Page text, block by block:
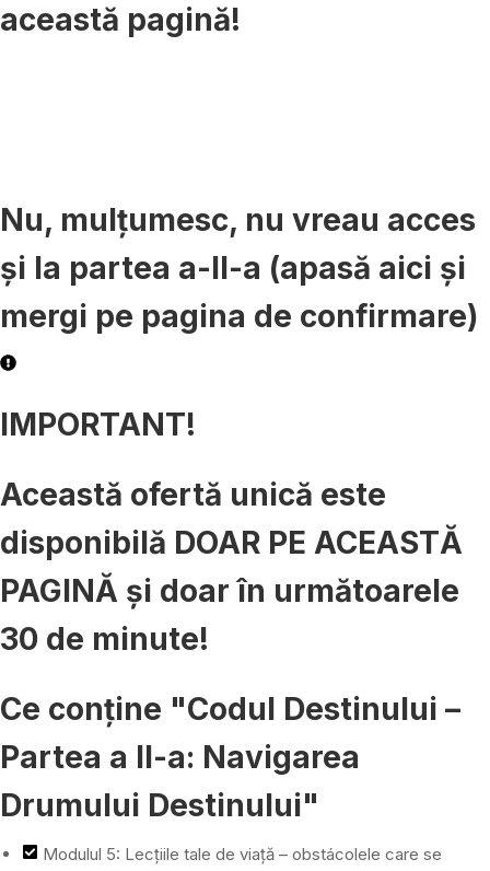
această pagină!
Nu, mulțumesc, nu vreau acces
și la partea a-II-a (apasă aici și
mergi pe pagina de confirmare)
IMPORTANT!
Această ofertă unică este
disponibilă DOAR PE ACEASTĂ
PAGINĂ și doar în următoarele
30 de minute!
Ce conține "Codul Destinului –
Partea a II-a: Navigarea
Drumului Destinului"
Modulul 5: Lecțiile tale de viață – obstácolele care se